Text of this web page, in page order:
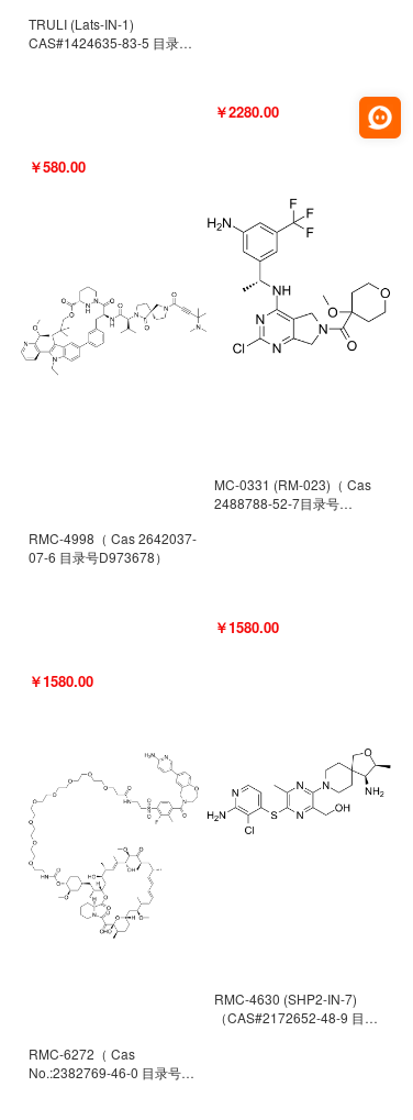
TRULI (Lats-IN-1)
CAS#1424635-83-5 目录号
￥580.00
RMC-4998（ Cas 2642037-
07-6 目录号D973678）
￥1580.00
RMC-6272（ Cas
No.:2382769-46-0 目录号
￥2280.00
MC-0331 (RM-023)（ Cas
2488788-52-7目录号
￥1580.00
RMC-4630 (SHP2-IN-7)
（CAS#2172652-48-9 目录